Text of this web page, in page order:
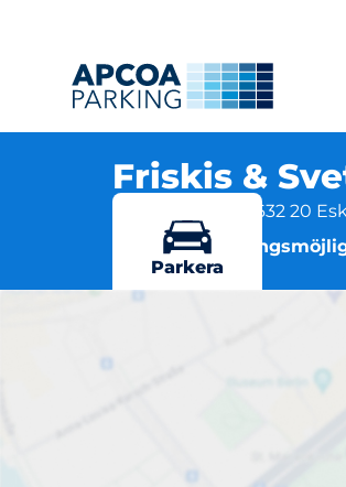
Friskis &
Kungsgatan 63, 632 20
Flera
Parkera